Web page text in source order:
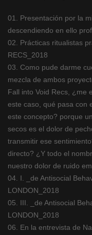
01. Presentación por la
descendiendo en ello
02. Prácticas ritualistas
RECS_2018
03. Como pude darme
mezcla de ambos
Fall into Void Recs, ¿me
este caso, qué pasa con
este concepto? porque
secos es el dolor de
transmitir ese
directo? ¿Y todo el
nuestro dolor de ruido
04. I. _de Antisocial
LONDON_2018
05. III. _de Antisocial
LONDON_2018
06. En la entrevista de